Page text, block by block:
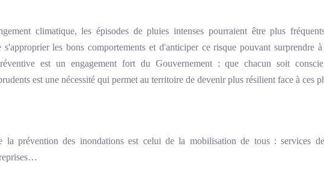
climatique, les épisodes de pluies intenses pourraient être plus
s'approprier les bons comportements et d'anticiper ce risque pouvant surprendre
est un engagement fort du Gouvernement : que chacun soit
est une nécessité qui permet au territoire de devenir plus résilient face à ces
la prévention des inondations est celui de la mobilisation de tous : services